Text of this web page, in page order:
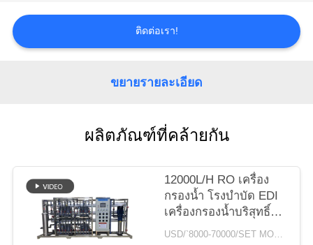
เรา
ราคา
COMPANY
NEWS
ติดต่อเรา!
ขยายรายละเอียด
ผลิตภัณฑ์ที่คล้ายกัน
12000L/H RO เครื่อง
กรองน้ำ โรงบำบัด EDI
เครื่องกรองน้ำบริสุทธิ์
พิเศษระบบ Reverse
USD/`8000-70000/SET MOQ:1 ชุด